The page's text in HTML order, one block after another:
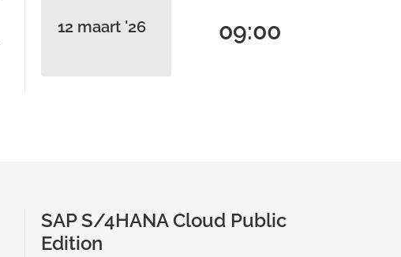
12 maart '26 09:00
SAP S/4HANA Cloud Public
Edition